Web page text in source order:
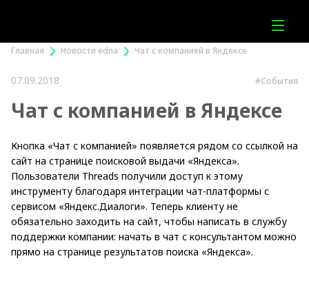
Главная Новости edna Чат с компанией в Яндексе
07.09.2018 #События
Чат с компанией в Яндексе
Кнопка «Чат с компанией» появляется рядом со ссылкой на
сайт на странице поисковой выдачи «Яндекса».
Пользователи Threads получили доступ к этому
инструменту благодаря интеграции чат-платформы с
сервисом «Яндекс.Диалоги». Теперь клиенту не
обязательно заходить на сайт, чтобы написать в службу
поддержки компании: начать в чат с консультантом можно
прямо на странице результатов поиска «Яндекса».